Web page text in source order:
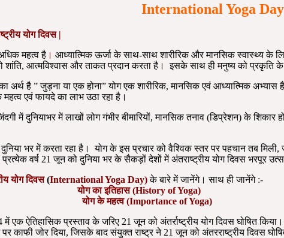
International Yoga Day |
योग दिवस |
महत्व है । आध्यात्मिक ऊर्जा के साथ-साथ शारीरिक और मानसिक स्वास्थ्य के
शांति, आत्मविश्वास और ताकत प्रदान करता है। इसके साथ ही मनुष्य को प्रकृति
अर्थ है ” जुड़ना या एक होना” योग एक शारीरिक, मानसिक एवं आध्यात्मिक
एवं फायदे का लाभ उठा रहा है।
में दुनियाभर में लाखों लोग गंभीर बीमारियों, मानसिक तनाव (डिप्रेशन) के
भर में करता रहा है। योग के इस प्रचार को वैश्विक स्तर पर पहचान तब
वर्ष 21 जून को दुनिया भर के सैकड़ों देशों में अंतराष्ट्रीय योग दिवस भरपूर
योग दिवस (International Yoga Day)के बारे में
योग का इतिहास
में एक ऐतिहासिक प्रस्ताव के जरिए 21 जून को अंतर्राष्ट्रीय योग दिवस घोषित
पर काफी जोर दिया, जिसके बाद संयुक्त राष्ट्र ने 21 जून को अंतरराष्ट्रीय दिवस